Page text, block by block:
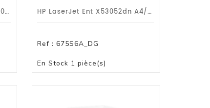
HP Color LaserJet Pro MFP 4302fdn/A4/35ppm/dp/r/G1a HP LaserJet Ent X53052dn A4/50ppm/dp/r-U/G1a
Ref :675S6A_DG
En Stock 1 pièce(s)